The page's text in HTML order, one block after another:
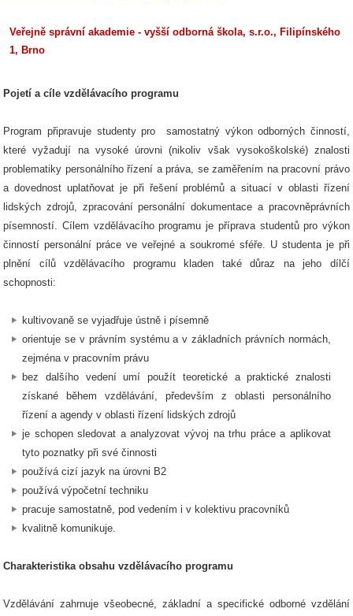
Veřejně správní akademie - vyšší odborná škola, s.r.o., Filipínského
1, Brno
Pojetí a cíle vzdělávacího programu
Program připravuje studenty pro samostatný výkon odborných činností,
které vyžadují na vysoké úrovni (nikoliv však vysokoškolské) znalosti
problematiky personálního řízení a práva, se zaměřením na pracovní právo
a dovednost uplatňovat je při řešení problémů a situací v oblasti řízení
lidských zdrojů, zpracování personální dokumentace a pracovněprávních
písemností. Cílem vzdělávacího programu je příprava studentů pro výkon
činností personální práce ve veřejné a soukromé sféře. U studenta je při
plnění cílů vzdělávacího programu kladen také důraz na jeho dílčí
schopnosti:
kultivovaně se vyjadřuje ústně i písemně
orientuje se v právním systému a v základních právních normách,
zejména v pracovním právu
bez dalšího vedení umí použít teoretické a praktické znalosti
získané během vzdělávání, především z oblasti personálního
řízení a agendy v oblasti řízení lidských zdrojů
je schopen sledovat a analyzovat vývoj na trhu práce a aplikovat
tyto poznatky při své činnosti
používá cizí jazyk na úrovni B2
používá výpočetní techniku
pracuje samostatně, pod vedením i v kolektivu pracovníků
kvalitně komunikuje.
Charakteristika obsahu vzdělávacího programu
Vzdělávání zahrnuje všeobecné, základní a specifické odborné vzdělání